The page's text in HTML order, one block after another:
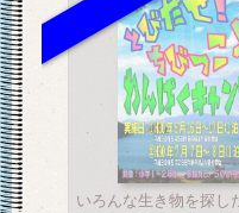
いろんな生き物を探し